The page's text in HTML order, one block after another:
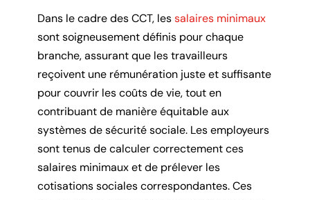
Dans le cadre des CCT, lessalaires minimaux
sont soigneusement définis pour chaque
branche, assurant que les travailleurs
reçoivent une rémunération juste et suffisante
pour couvrir les coûts de vie, tout en
contribuant de manière équitable aux
systèmes de sécurité sociale. Les employeurs
sont tenus de calculer correctement ces
salaires minimaux et de prélever les
cotisations sociales correspondantes. Ces